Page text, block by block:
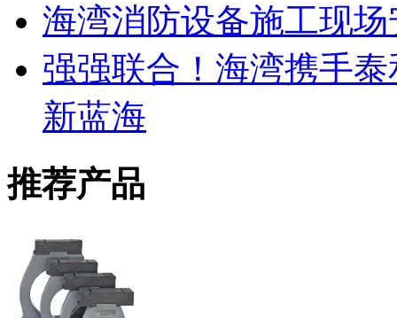
海湾消防设备施工现
强强联合！海湾携手
新蓝海
推荐产品